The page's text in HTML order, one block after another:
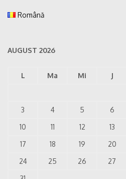
Română
AUGUST 2026
L Ma Mi J
3
4 5 6
10
11 12 13
17
18 19 20
24
25 26 27